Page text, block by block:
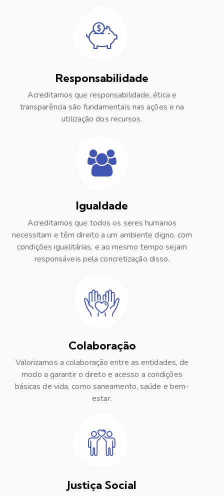
Responsabilidade
Acreditamos que responsabilidade, ética e
transparência são fundamentais nas ações e na
utilização dos recursos.
Igualdade
Acreditamos que todos os seres humanos
necessitam e têm direito a um ambiente digno, com
condições igualitárias, e ao mesmo tempo sejam
responsáveis pela concretização disso.
Colaboração
Valorizamos a colaboração entre as entidades, de
modo a garantir o direto e acesso a condições
básicas de vida, como saneamento, saúde e bem-
estar.
Justiça Social